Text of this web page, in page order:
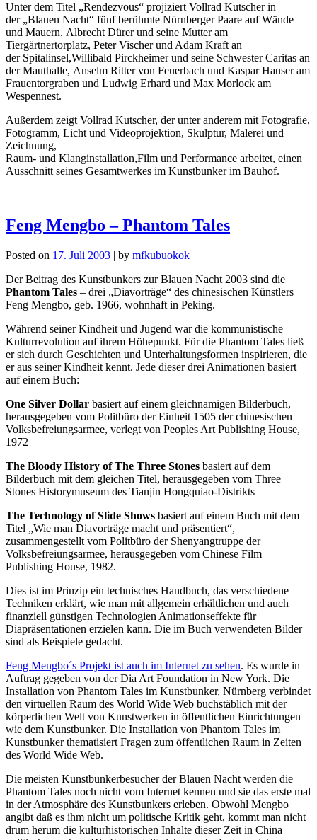
Unter dem Titel „Rendezvous“ projiziert Vollrad Kutscher in
der „Blauen Nacht“ fünf berühmte Nürnberger Paare auf Wände
und Mauern. Albrecht Dürer und seine Mutter am
Tiergärtnertorplatz, Peter Vischer und Adam Kraft an
der Spitalinsel,Willibald Pirckheimer und seine Schwester Caritas an
der Mauthalle, Anselm Ritter von Feuerbach und Kaspar Hauser am
Frauentorgraben und Ludwig Erhard und Max Morlock am
Wespennest.
Außerdem zeigt Vollrad Kutscher, der unter anderem mit Fotografie,
Fotogramm, Licht und Videoprojektion, Skulptur, Malerei und
Zeichnung,
Raum- und Klanginstallation,Film und Performance arbeitet, einen
Ausschnitt seines Gesamtwerkes im Kunstbunker im Bauhof.
Feng Mengbo – Phantom Tales
Posted on 17. Juli 2003 | by mfkubuokok
Der Beitrag des Kunstbunkers zur Blauen Nacht 2003 sind die
Phantom Tales – drei „Diavorträge“ des chinesischen Künstlers
Feng Mengbo, geb. 1966, wohnhaft in Peking.
Während seiner Kindheit und Jugend war die kommunistische
Kulturrevolution auf ihrem Höhepunkt. Für die Phantom Tales ließ
er sich durch Geschichten und Unterhaltungsformen inspirieren, die
er aus seiner Kindheit kennt. Jede dieser drei Animationen basiert
auf einem Buch:
One Silver Dollar basiert auf einem gleichnamigen Bilderbuch,
herausgegeben vom Politbüro der Einheit 1505 der chinesischen
Volksbefreiungsarmee, verlegt von Peoples Art Publishing House,
1972
The Bloody History of The Three Stones basiert auf dem
Bilderbuch mit dem gleichen Titel, herausgegeben vom Three
Stones Historymuseum des Tianjin Hongquiao-Distrikts
The Technology of Slide Shows basiert auf einem Buch mit dem
Titel „Wie man Diavorträge macht und präsentiert“,
zusammengestellt vom Politbüro der Shenyangtruppe der
Volksbefreiungsarmee, herausgegeben vom Chinese Film
Publishing House, 1982.
Dies ist im Prinzip ein technisches Handbuch, das verschiedene
Techniken erklärt, wie man mit allgemein erhältlichen und auch
finanziell günstigen Technologien Animationseffekte für
Diapräsentationen erzielen kann. Die im Buch verwendeten Bilder
sind als Beispiele gedacht.
Feng Mengbo´s Projekt ist auch im Internet zu sehen. Es wurde in
Auftrag gegeben von der Dia Art Foundation in New York. Die
Installation von Phantom Tales im Kunstbunker, Nürnberg verbindet
den virtuellen Raum des World Wide Web buchstäblich mit der
körperlichen Welt von Kunstwerken in öffentlichen Einrichtungen
wie dem Kunstbunker. Die Installation von Phantom Tales im
Kunstbunker thematisiert Fragen zum öffentlichen Raum in Zeiten
des World Wide Web.
Die meisten Kunstbunkerbesucher der Blauen Nacht werden die
Phantom Tales noch nicht vom Internet kennen und sie das erste mal
in der Atmosphäre des Kunstbunkers erleben. Obwohl Mengbo
angibt daß es ihm nicht um politische Kritik geht, kommt man nicht
drum herum die kulturhistorischen Inhalte dieser Zeit in China